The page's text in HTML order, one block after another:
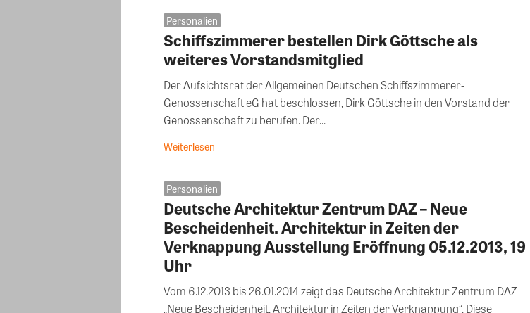
Personalien
Schiffszimmerer bestellen Dirk Göttsche als
weiteres Vorstandsmitglied
Der Aufsichtsrat der Allgemeinen Deutschen Schiffszimmerer-
Genossenschaft eG hat beschlossen, Dirk Göttsche in den Vorstand der
Genossenschaft zu berufen. Der...
Weiterlesen
Personalien
Deutsche Architektur Zentrum DAZ – Neue
Bescheidenheit. Architektur in Zeiten der
Verknappung Ausstellung Eröffnung 05.12.2013, 19
Uhr
Vom 6.12.2013 bis 26.01.2014 zeigt das Deutsche Architektur Zentrum DAZ
„Neue Bescheidenheit. Architektur in Zeiten der Verknappung“. Diese